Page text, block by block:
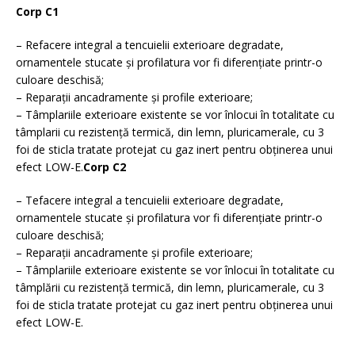
Corp C1
– Refacere integral a tencuielii exterioare degradate,
ornamentele stucate şi profilatura vor fi diferenţiate printr-o
culoare deschisă;
– Reparaţii ancadramente şi profile exterioare;
– Tâmplariile exterioare existente se vor înlocui în totalitate cu
tâmplarii cu rezistenţă termică, din lemn, pluricamerale, cu 3
foi de sticla tratate protejat cu gaz inert pentru obţinerea unui
efect LOW-E.Corp C2
– Tefacere integral a tencuielii exterioare degradate,
ornamentele stucate şi profilatura vor fi diferenţiate printr-o
culoare deschisă;
– Reparaţii ancadramente şi profile exterioare;
– Tâmplariile exterioare existente se vor înlocui în totalitate cu
tâmplării cu rezistenţă termică, din lemn, pluricamerale, cu 3
foi de sticla tratate protejat cu gaz inert pentru obţinerea unui
efect LOW-E.